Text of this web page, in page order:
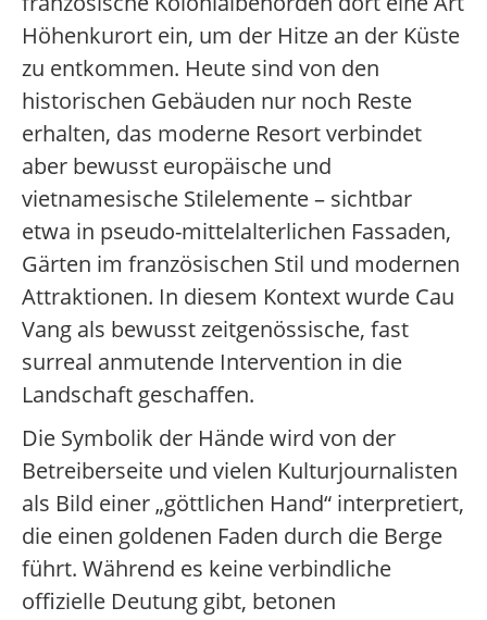
Höhenkurort ein, um der Hitze an der Küste
zu entkommen. Heute sind von den
historischen Gebäuden nur noch Reste
erhalten, das moderne Resort verbindet
aber bewusst europäische und
vietnamesische Stilelemente – sichtbar
etwa in pseudo-mittelalterlichen Fassaden,
Gärten im französischen Stil und modernen
Attraktionen. In diesem Kontext wurde Cau
Vang als bewusst zeitgenössische, fast
surreal anmutende Intervention in die
Landschaft geschaffen.
Die Symbolik der Hände wird von der
Betreiberseite und vielen Kulturjournalisten
als Bild einer „göttlichen Hand“ interpretiert,
die einen goldenen Faden durch die Berge
führt. Während es keine verbindliche
offizielle Deutung gibt, betonen